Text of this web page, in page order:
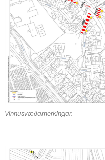
Vinnusvæðamerkingar.